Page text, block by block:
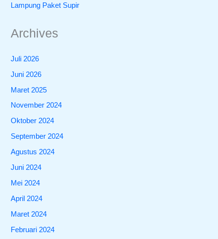
Lampung Paket Supir
Archives
Juli 2026
Juni 2026
Maret 2025
November 2024
Oktober 2024
September 2024
Agustus 2024
Juni 2024
Mei 2024
April 2024
Maret 2024
Februari 2024